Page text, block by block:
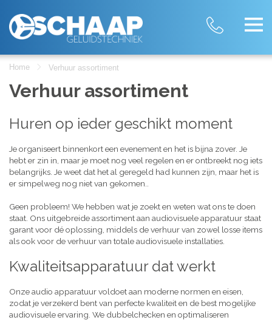
Home Verhuur assortiment
Verhuur assortiment
Huren op ieder geschikt moment
Je organiseert binnenkort een evenement en het is bijna zover. Je
hebt er zin in, maar je moet nog veel regelen en er ontbreekt nog iets
belangrijks. Je weet dat het al geregeld had kunnen zijn, maar het is
er simpelweg nog niet van gekomen..
Geen probleem! We hebben wat je zoekt en weten wat ons te doen
staat. Ons uitgebreide assortiment aan audiovisuele apparatuur staat
garant voor dé oplossing, middels de verhuur van zowel losse items
als ook voor de verhuur van totale audiovisuele installaties.
Kwaliteitsapparatuur dat werkt
Onze audio apparatuur voldoet aan moderne normen en eisen,
zodat je verzekerd bent van perfecte kwaliteit en de best mogelijke
audiovisuele ervaring. We dubbelchecken en optimaliseren